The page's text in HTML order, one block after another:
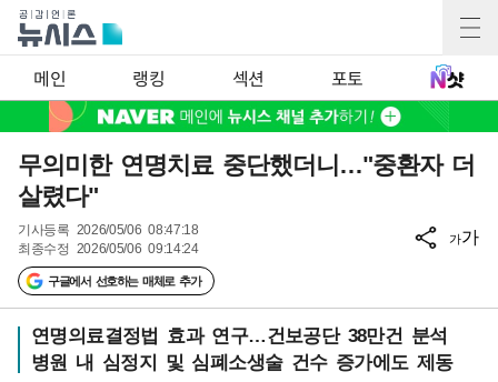
메인 랭킹 섹션 포토
무의미한 연명치료 중단했더니…"중환자 더
살렸다"
기사등록 2026/05/06 08:47:18
최종수정 2026/05/06 09:14:24
구글에서 선호하는 매체로 추가
가가
연명의료결정법 효과 연구…건보공단 38만건 분석
병원 내 심정지 및 심폐소생술 건수 증가에도 제동